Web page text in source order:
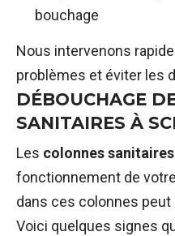
bouchage
Nous intervenons
problèmes et éviter les
DÉBOUCHAGE
SANITAIRES À
Les colonnes sanitaires
fonctionnement de
dans ces colonnes
Voici quelques signes